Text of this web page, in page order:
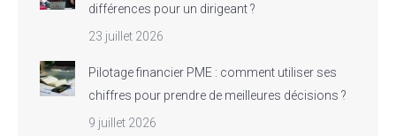
différences pour un dirigeant ?
23 juillet 2026
Pilotage financier PME : comment utiliser ses
chiffres pour prendre de meilleures décisions ?
9 juillet 2026